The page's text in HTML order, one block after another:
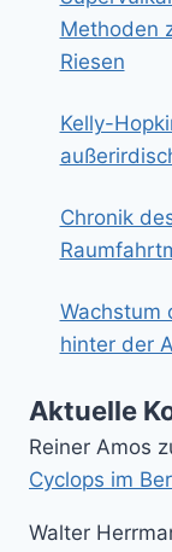
Methoden
Riesen
Kelly-
Chronik
Wachstum
hinter der
Aktuelle
Reiner Amos
Cyclops im
Walter